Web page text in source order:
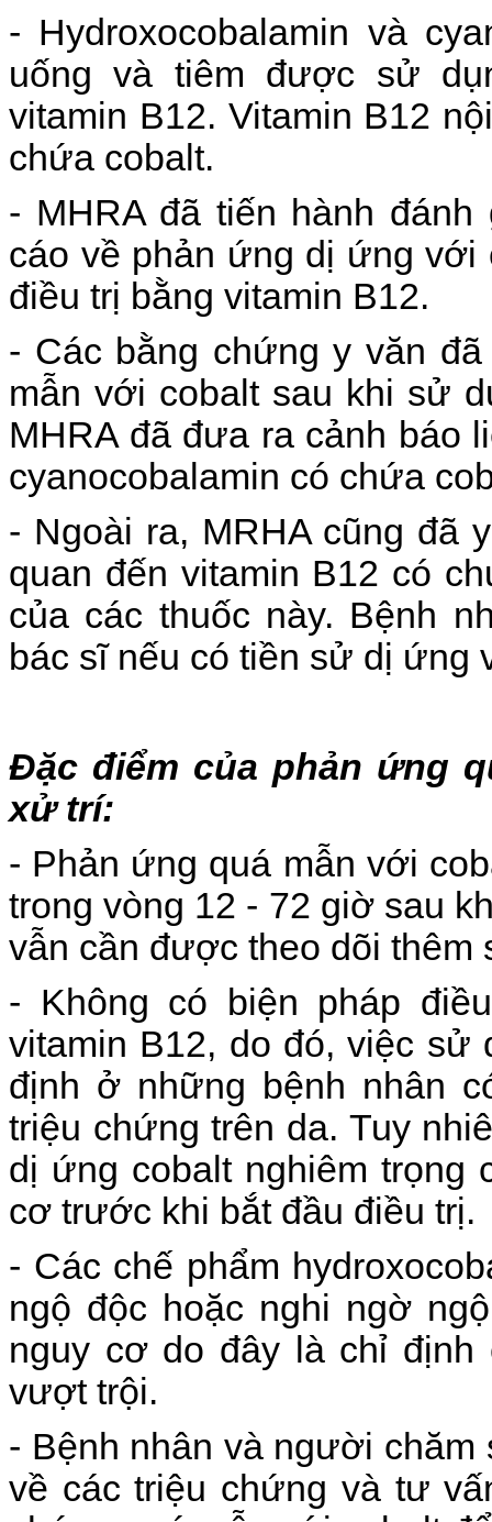
- Hydroxocobalamin và
uống và tiêm được sử
vitamin B12. Vitamin B12
chứa cobalt.
- MHRA đã tiến hành
cáo về phản ứng dị ứng với
điều trị bằng vitamin B12.
- Các bằng chứng y văn
mẫn với cobalt sau khi sử
MHRA đã đưa ra cảnh báo
cyanocobalamin có chứa
- Ngoài ra, MRHA cũng đã
quan đến vitamin B12 có
của các thuốc này. Bệnh
bác sĩ nếu có tiền sử dị ứng
Đặc điểm của phản ứng
xử trí:
- Phản ứng quá mẫn với
trong vòng 12 - 72 giờ sau
vẫn cần được theo dõi thêm
- Không có biện pháp
vitamin B12, do đó, việc sử
định ở những bệnh nhân
triệu chứng trên da. Tuy
dị ứng cobalt nghiêm
cơ trước khi bắt đầu điều trị.
- Các chế phẩm
ngộ độc hoặc nghi ngờ
nguy cơ do đây là chỉ
vượt trội.
- Bệnh nhân và người
về các triệu chứng và tư